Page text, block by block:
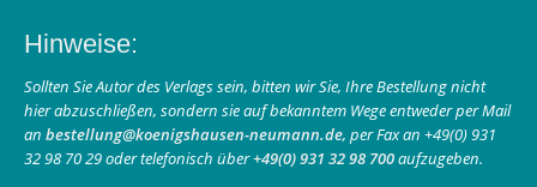
opens
in
new
window
opens
in
new
window
page
opens
in
new
window
Hinweise:
Sollten Sie Autor des Verlags sein, bitten wir Sie, Ihre Bestellung nicht
hier abzuschließen, sondern sie auf bekanntem Wege entweder per Mail
an bestellung@koenigshausen-neumann.de, per Fax an +49(0) 931
32 98 70 29 oder telefonisch über+49(0) 931 32 98 700aufzugeben.